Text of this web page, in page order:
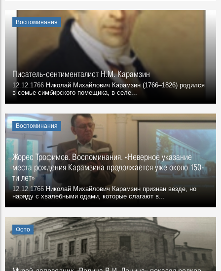
Воспоминания
Писатель-сентименталист Н.М. Карамзин
12.12.1766 Николай Михайлович Карамзин (1766–1826) родился
в семье симбирского помещика, в селе...
Воспоминания
Жорес Трофимов. Воспоминания. «Неверное указание
места рождения Карамзина продолжается уже около 150-
ти лет»
12.12.1766Николай Михайлович Карамзин признан везде, но
наряду с хвалебными одами, которые слагают в...
Фото